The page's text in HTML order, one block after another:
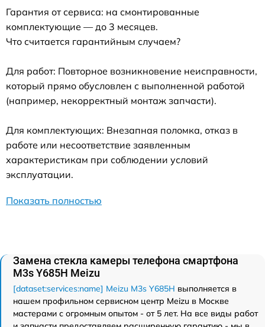
Гарантия от сервиса: на смонтированные
комплектующие — до 3 месяцев.
Что считается гарантийным случаем?
Для работ: Повторное возникновение неисправности,
который прямо обусловлен с выполненной работой
(например, некорректный монтаж запчасти).
Для комплектующих: Внезапная поломка, отказ в
работе или несоответствие заявленным
характеристикам при соблюдении условий
эксплуатации.
Показать полностью
Замена стекла камеры телефона смартфона
M3s Y685H Meizu
[dataset:services:name] Meizu M3s Y685H выполняется в
нашем профильном сервисном центр Meizu в Москве
мастерами с огромным опытом - от 5 лет. На все виды работ